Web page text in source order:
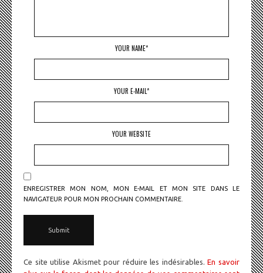
YOUR NAME*
YOUR E-MAIL*
YOUR WEBSITE
ENREGISTRER MON NOM, MON E-MAIL ET MON SITE DANS LE
NAVIGATEUR POUR MON PROCHAIN COMMENTAIRE.
Ce site utilise Akismet pour réduire les indésirables.En savoir